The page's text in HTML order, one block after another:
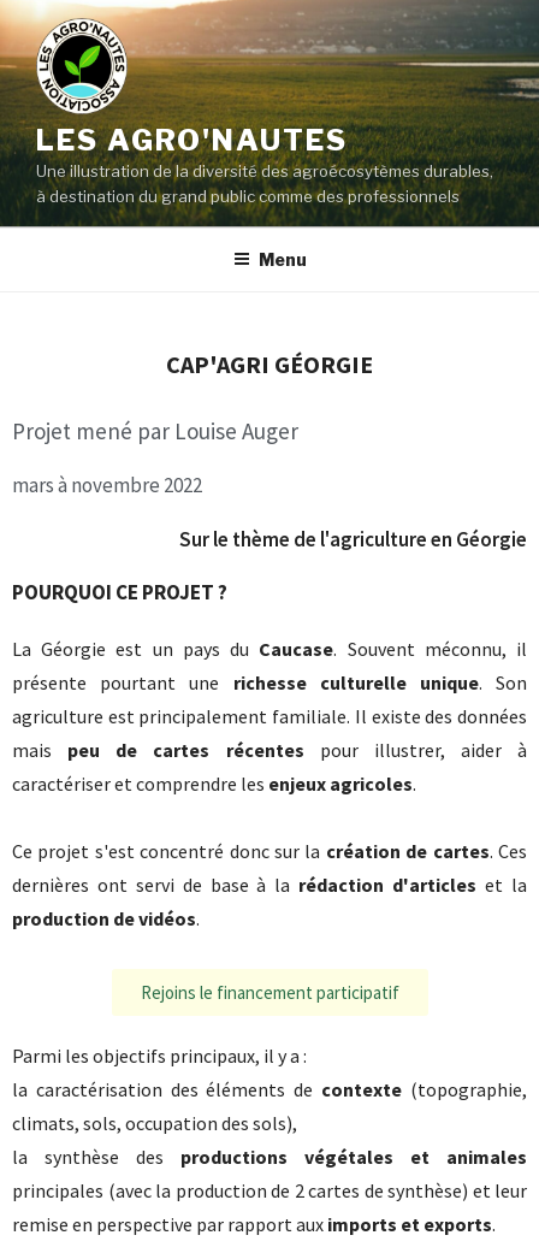
LES AGRO'NAUTES
Une illustration de la diversité des agroécosytèmes durables,
à destination du grand public comme des professionnels
Menu
CAP'AGRI GÉORGIE
Projet mené par Louise Auger
mars à novembre 2022
Sur le thème de l'agriculture en Géorgie
POURQUOI CE PROJET ?
La Géorgie est un pays du Caucase. Souvent méconnu, il
présente pourtant une richesse culturelle unique. Son
agriculture est principalement familiale. Il existe des données
mais peu de cartes récentes pour illustrer, aider à
caractériser et comprendre les enjeux agricoles.
Ce projet s'est concentré donc sur la création de cartes. Ces
dernières ont servi de base à la rédaction d'articles et la
production de vidéos.
Rejoins le financement participatif
Parmi les objectifs principaux, il y a :
la caractérisation des éléments de contexte (topographie,
climats, sols, occupation des sols),
la synthèse des productions végétales et animales
principales (avec la production de 2 cartes de synthèse) et leur
remise en perspective par rapport aux imports et exports.